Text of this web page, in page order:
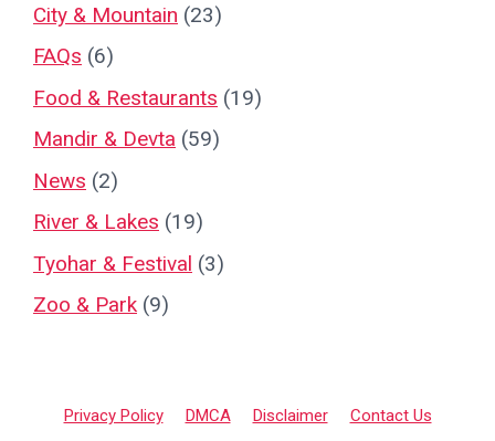
City & Mountain (23)
FAQs (6)
Food & Restaurants (19)
Mandir & Devta (59)
News (2)
River & Lakes (19)
Tyohar & Festival (3)
Zoo & Park (9)
Privacy Policy DMCA Disclaimer Contact Us